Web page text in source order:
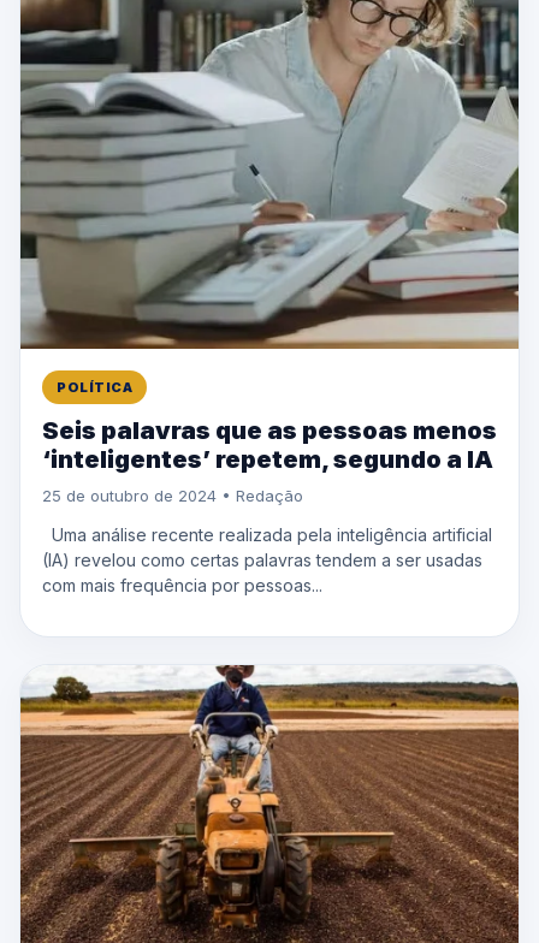
POLÍTICA
Seis palavras que as pessoas menos
‘inteligentes’ repetem, segundo a IA
25 de outubro de 2024 • Redação
Uma análise recente realizada pela inteligência artificial
(IA) revelou como certas palavras tendem a ser usadas
com mais frequência por pessoas...